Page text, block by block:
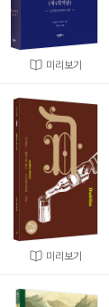
미리보기
미리보기